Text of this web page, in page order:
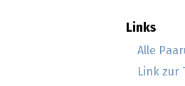
Links
Alle
Link zur